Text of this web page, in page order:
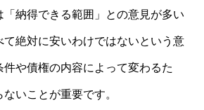
「納得できる範囲」との意見が多い
て絶対に安いわけではないという意
件や債権の内容によって変わるた
いことが重要です。